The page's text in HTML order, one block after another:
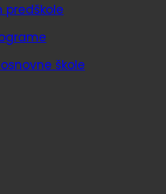
predškole
škole